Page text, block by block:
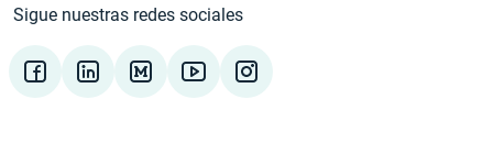
Sigue nuestras redes sociales